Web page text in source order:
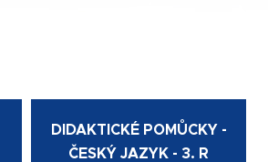
DIDAKTICKÉ POMŮCKY -
ČESKÝ JAZYK - 3. R